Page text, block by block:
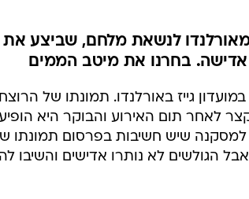
מאורלנדו לנשאת מלחם, שביצע את
בחרנו את מיטב הממים
במועדון גייז באורלנדו. תמונתו של
לאחר תום האירוע והבוקר היא
למסקנה שיש חשיבות בפרסום תמונתו
הגולשים לא נותרו אדישים והשיבו